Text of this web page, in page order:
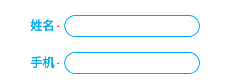
姓名 *
手机*